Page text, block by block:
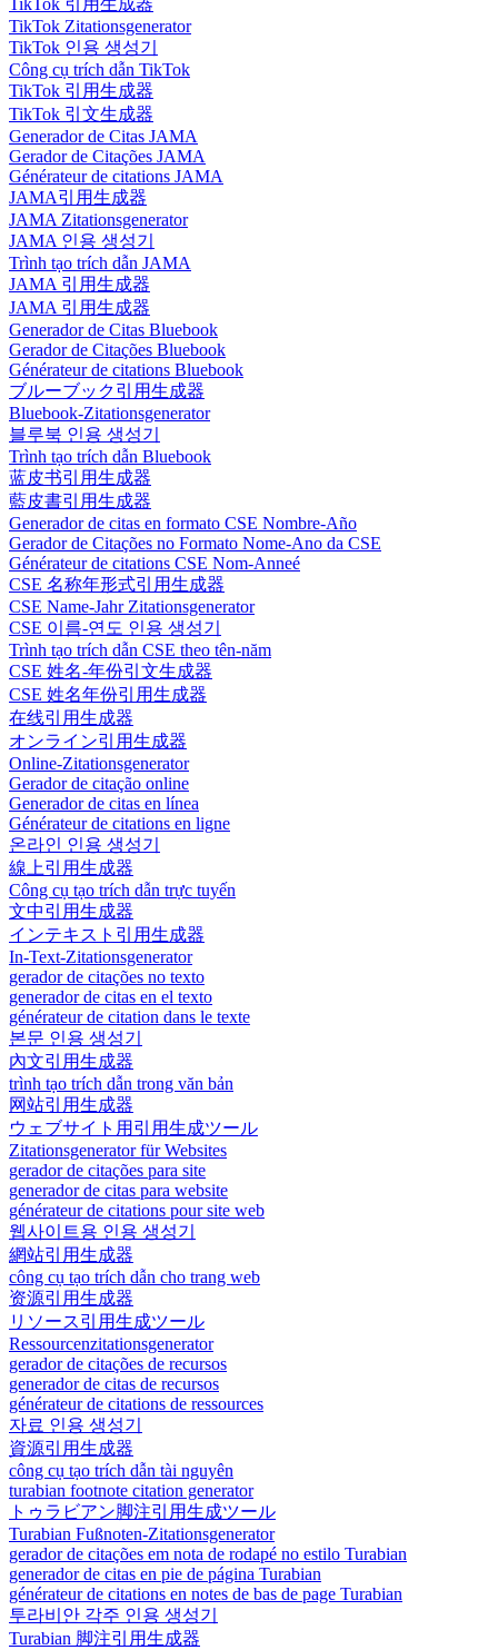
TikTok 引用生成器
TikTok Zitationsgenerator
TikTok 인용 생성기
Công cụ trích dẫn TikTok
TikTok 引用生成器
TikTok 引文生成器
Generador de Citas JAMA
Gerador de Citações JAMA
Générateur de citations JAMA
JAMA引用生成器
JAMA Zitationsgenerator
JAMA 인용 생성기
Trình tạo trích dẫn JAMA
JAMA 引用生成器
JAMA 引用生成器
Generador de Citas Bluebook
Gerador de Citações Bluebook
Générateur de citations Bluebook
ブルーブック引用生成器
Bluebook-Zitationsgenerator
블루북 인용 생성기
Trình tạo trích dẫn Bluebook
蓝皮书引用生成器
藍皮書引用生成器
Generador de citas en formato CSE Nombre-Año
Gerador de Citações no Formato Nome-Ano da CSE
Générateur de citations CSE Nom-Anneé
CSE 名称年形式引用生成器
CSE Name-Jahr Zitationsgenerator
CSE 이름-연도 인용 생성기
Trình tạo trích dẫn CSE theo tên-năm
CSE 姓名-年份引文生成器
CSE 姓名年份引用生成器
在线引用生成器
オンライン引用生成器
Online-Zitationsgenerator
Gerador de citação online
Generador de citas en línea
Générateur de citations en ligne
온라인 인용 생성기
線上引用生成器
Công cụ tạo trích dẫn trực tuyến
文中引用生成器
インテキスト引用生成器
In-Text-Zitationsgenerator
gerador de citações no texto
generador de citas en el texto
générateur de citation dans le texte
본문 인용 생성기
內文引用生成器
trình tạo trích dẫn trong văn bản
网站引用生成器
ウェブサイト用引用生成ツール
Zitationsgenerator für Websites
gerador de citações para site
generador de citas para website
générateur de citations pour site web
웹사이트용 인용 생성기
網站引用生成器
công cụ tạo trích dẫn cho trang web
资源引用生成器
リソース引用生成ツール
Ressourcenzitationsgenerator
gerador de citações de recursos
generador de citas de recursos
générateur de citations de ressources
자료 인용 생성기
資源引用生成器
công cụ tạo trích dẫn tài nguyên
turabian footnote citation generator
トゥラビアン脚注引用生成ツール
Turabian Fußnoten-Zitationsgenerator
gerador de citações em nota de rodapé no estilo Turabian
generador de citas en pie de página Turabian
générateur de citations en notes de bas de page Turabian
투라비안 각주 인용 생성기
Turabian 脚注引用生成器